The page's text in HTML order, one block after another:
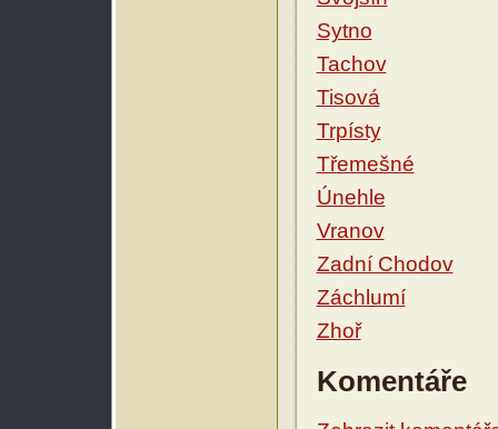
Sytno
Tachov
Tisová
Trpísty
Třemešné
Únehle
Vranov
Zadní Chodov
Záchlumí
Zhoř
Komentáře